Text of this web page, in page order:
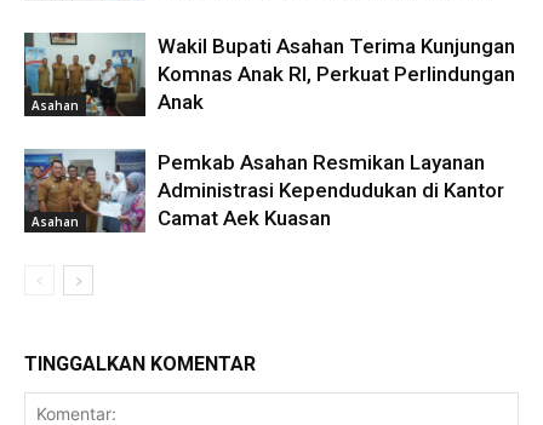
Asahan
Wakil Bupati Asahan Terima Kunjungan
Komnas Anak RI, Perkuat Perlindungan
Anak
Asahan
Pemkab Asahan Resmikan Layanan
Administrasi Kependudukan di Kantor
Camat Aek Kuasan
TINGGALKAN KOMENTAR